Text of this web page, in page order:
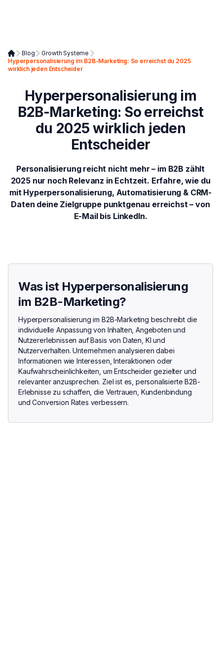
Blog
Growth Systeme
Hyperpersonalisierung im B2B-Marketing: So erreichst du 2025
wirklich jeden Entscheider
Hyperpersonalisierung im
B2B-Marketing: So erreichst
du 2025 wirklich jeden
Entscheider
Personalisierung reicht nicht mehr – im B2B zählt
2025 nur noch Relevanz in Echtzeit. Erfahre, wie du
mit Hyperpersonalisierung, Automatisierung & CRM-
Daten deine Zielgruppe punktgenau erreichst – von
E-Mail bis LinkedIn.
Was ist Hyperpersonalisierung
im B2B-Marketing?
Hyperpersonalisierung im B2B-Marketing beschreibt die
individuelle Anpassung von Inhalten, Angeboten und
Nutzererlebnissen auf Basis von Daten, KI und
Nutzerverhalten. Unternehmen analysieren dabei
Informationen wie Interessen, Interaktionen oder
Kaufwahrscheinlichkeiten, um Entscheider gezielter und
relevanter anzusprechen. Ziel ist es, personalisierte B2B-
Erlebnisse zu schaffen, die Vertrauen, Kundenbindung
und Conversion Rates verbessern.